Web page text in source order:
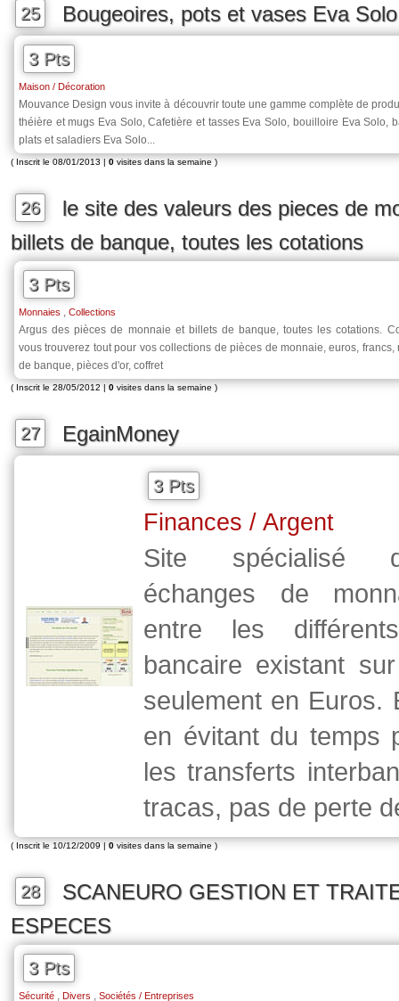
25 Bougeoires, pots et vases Eva
3 Pts
Maison / Décoration
Mouvance Design vous invite à découvrir toute une gamme complète de
théière et mugs Eva Solo, Cafetière et tasses Eva Solo, bouilloire Eva Solo,
plats et saladiers Eva Solo...
( Inscrit le 08/01/2013 | 0 visites dans la semaine )
26
le site des valeurs des pieces de
billets de banque, toutes les cotations
3 Pts
Monnaies , Collections
Argus des pièces de monnaie et billets de banque, toutes les cotations.
vous trouverez tout pour vos collections de pièces de monnaie, euros,
de banque, pièces d'or, coffret
( Inscrit le 28/05/2012 | 0 visites dans la semaine )
27 EgainMoney
3 Pts
Finances / Argent
Site spécialisé
échanges de
entre les
bancaire existant
seulement en Euros.
en évitant du temps
les transferts
tracas, pas de perte
( Inscrit le 10/12/2009 | 0 visites dans la semaine )
28
SCANEURO GESTION ET
ESPECES
3 Pts
Sécurité , Divers , Sociétés / Entreprises